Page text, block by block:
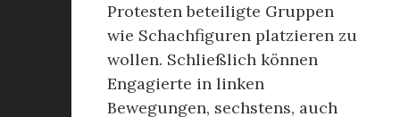
Protesten beteiligte Gruppen
wie Schachfiguren platzieren zu
wollen. Schließlich können
Engagierte in linken
Bewegungen, sechstens, auch